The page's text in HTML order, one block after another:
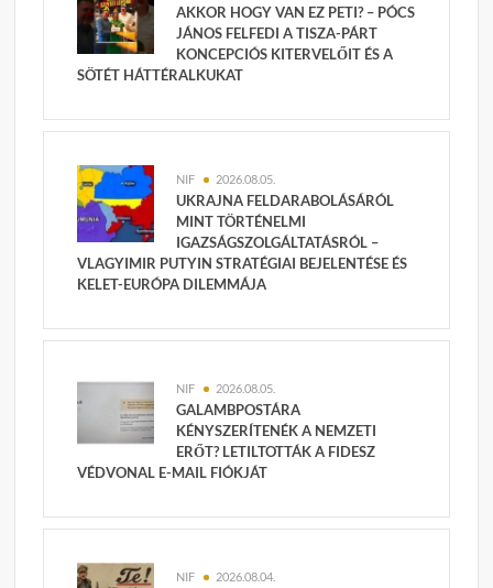
AKKOR HOGY VAN EZ PETI? – PÓCS
JÁNOS FELFEDI A TISZA-PÁRT
KONCEPCIÓS KITERVELŐIT ÉS A
SÖTÉT HÁTTÉRALKUKAT
NIF 2026.08.05.
UKRAJNA FELDARABOLÁSÁRÓL
MINT TÖRTÉNELMI
IGAZSÁGSZOLGÁLTATÁSRÓL –
VLAGYIMIR PUTYIN STRATÉGIAI BEJELENTÉSE ÉS
KELET-EURÓPA DILEMMÁJA
NIF 2026.08.05.
GALAMBPOSTÁRA
KÉNYSZERÍTENÉK A NEMZETI
ERŐT? LETILTOTTÁK A FIDESZ
VÉDVONAL E-MAIL FIÓKJÁT
NIF 2026.08.04.